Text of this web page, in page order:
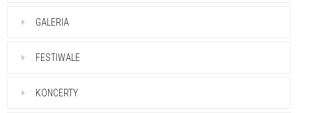
GALERIA
FESTIWALE
KONCERTY